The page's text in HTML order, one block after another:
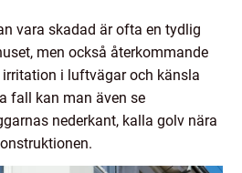
vara skadad är ofta en tydlig
men också återkommande
irritation i luftvägar och känsla
fall kan man även se
nederkant, kalla golv nära